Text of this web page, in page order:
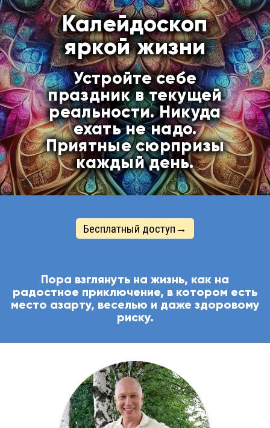
Калейдоскоп
яркой жизни
Устройте себе
праздник в текущей
реальности. Никуда
ехать не надо.
Приятные сюрпризы
каждый день.
Бесплатный доступ→
Пора взглянуть на жизнь, как на
радостное приключение, в котором есть
место азарту, веселью и даже здоровому
риску.